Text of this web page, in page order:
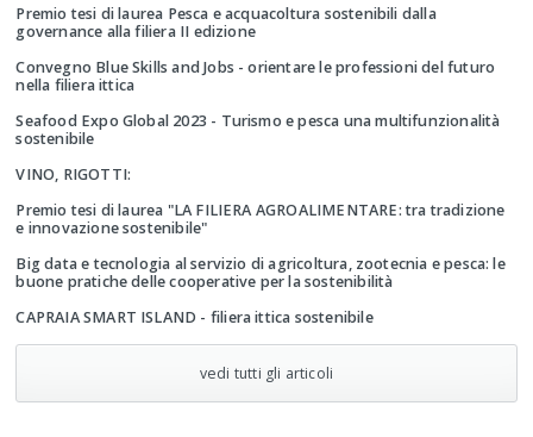
Premio tesi di laurea Pesca e acquacoltura sostenibili dalla
governance alla filiera II edizione
Convegno Blue Skills and Jobs - orientare le professioni del futuro
nella filiera ittica
Seafood Expo Global 2023 - Turismo e pesca una multifunzionalità
sostenibile
VINO, RIGOTTI:
Premio tesi di laurea "LA FILIERA AGROALIMENTARE: tra tradizione
e innovazione sostenibile"
Big data e tecnologia al servizio di agricoltura, zootecnia e pesca: le
buone pratiche delle cooperative per la sostenibilità
CAPRAIA SMART ISLAND - filiera ittica sostenibile
vedi tutti gli articoli